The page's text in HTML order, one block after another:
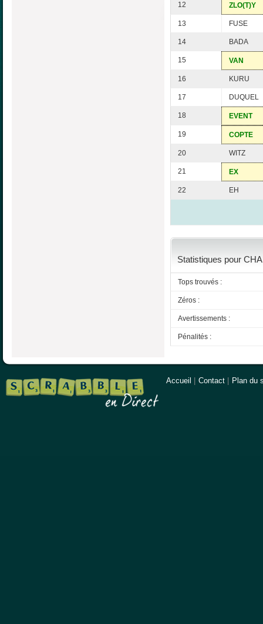
12 ZLO(T)Y
13 FUSE
14 BADA
15 VAN
16 KURU
17 DUQUEL
18 EVENT
19 COPTE
20 WITZ
21 EX
22 EH
Statistiques pour
Tops trouvés :
Zéros :
Avertissements :
Pénalités :
Accueil Contact Plan du